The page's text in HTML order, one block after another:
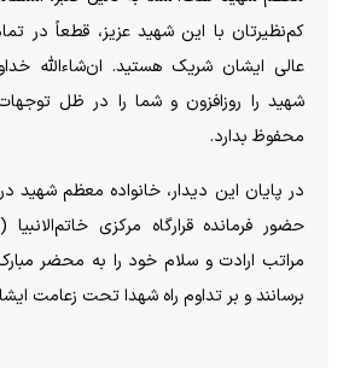
کم‌نظیرتان با این شهید عزیز، قطعاً در
عالی ایشان شریک هستید. ان‌شاءالله
شهید را روزافزون و شما را در ظل
محفوظ بدارد.
در پایان این دیدار، خانواده معظم شهید
حضور فرمانده قرارگاه مرکزی
مراتب ارادت و سلام خود را به محضر
برسانند و بر تداوم راه شهدا تحت زعامت